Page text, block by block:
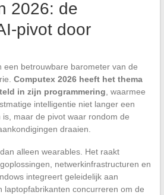
2026: de
pivot door
een betrouwbare barometer van de
Computex 2026 heeft het thema
in zijn programmering , waarmee
intelligentie niet langer een
maar de pivot waar rondom de
draaien.
alleen wearables. Het raakt
netwerkinfrastructuren en
integreert geleidelijk aan
laptopfabrikanten concurreren om de